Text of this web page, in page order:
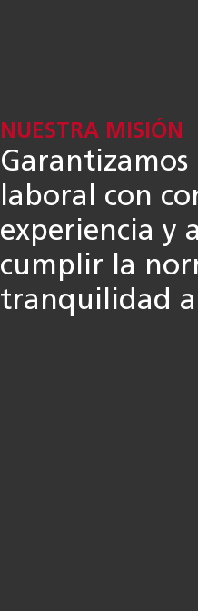
NUESTRA MISIÓN
laboral con
experiencia y
cumplir la
tranquilidad a